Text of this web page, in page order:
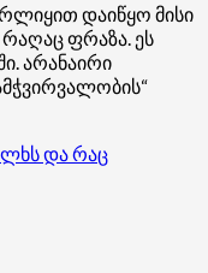
დაიწყო მისი
ფრაზა. ეს
არანაირი
და რაც